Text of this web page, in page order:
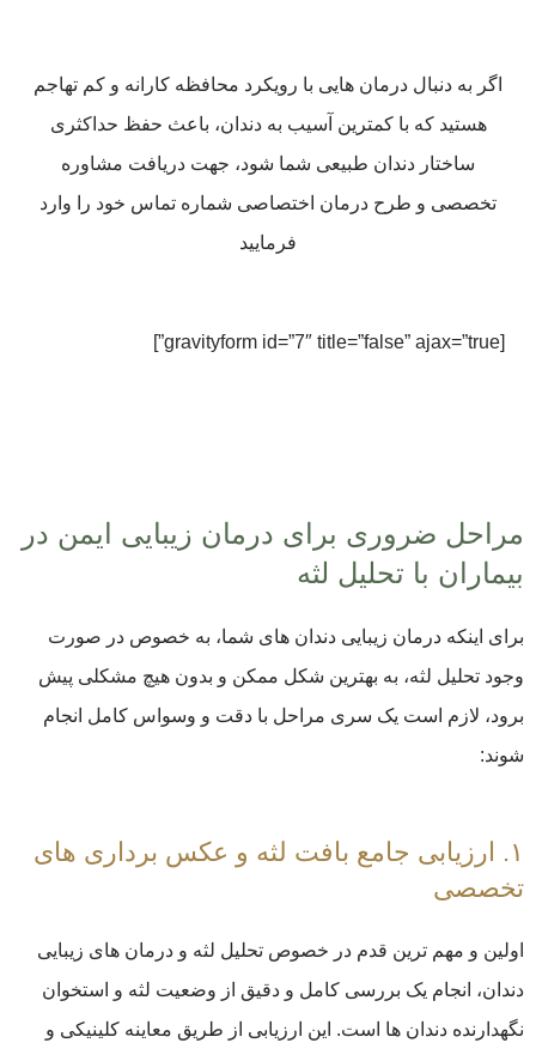
اگر به دنبال درمان هایی با رویکرد محافظه کارانه و کم تهاجم
هستید که با کمترین آسیب به دندان، باعث حفظ حداکثری
ساختار دندان طبیعی شما شود، جهت دریافت مشاوره
تخصصی و طرح درمان اختصاصی شماره تماس خود را وارد
فرمایید
[gravityform id=”7″ title=”false” ajax=”true”]
مراحل ضروری برای درمان زیبایی ایمن در
بیماران با تحلیل لثه
برای اینکه درمان زیبایی دندان های شما، به خصوص در صورت
وجود تحلیل لثه، به بهترین شکل ممکن و بدون هیچ مشکلی پیش
برود، لازم است یک سری مراحل با دقت و وسواس کامل انجام
شوند:
۱. ارزیابی جامع بافت لثه و عکس برداری های
تخصصی
اولین و مهم ترین قدم در خصوص تحلیل لثه و درمان‌ های زیبایی
دندان، انجام یک بررسی کامل و دقیق از وضعیت لثه و استخوان
نگهدارنده دندان ها است. این ارزیابی از طریق معاینه کلینیکی و